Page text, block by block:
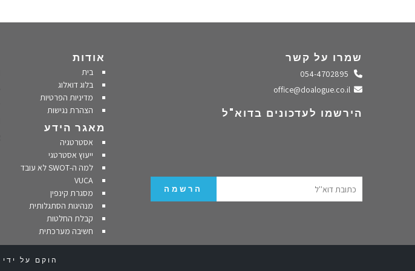
שמרו על קשר
התקשרו אלינו
שלחו מייל
הירשמו לעדכונים בדוא"ל
אודות
בית
בלוג דואלוג
מדיניות הפרטיות
הצהרת נגישות
מאגר הידע
אסטרטגיה
ייעוץ אסטרטגי
למה ה-SWOT לא עובד
VUCA
מסגרת קינפין
מנהיגות הסתגלותית
קבלת החלטות
חשיבה מערכתית
הוקם על ידי